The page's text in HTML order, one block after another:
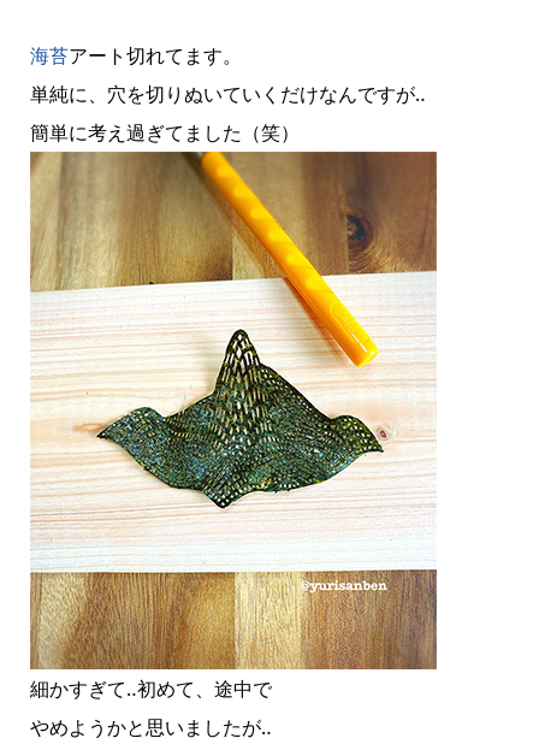
海苔アート切れてます。
単純に、穴を切りぬいていくだけなんですが‥
簡単に考え過ぎてました（笑）
細かすぎて‥初めて、途中で
やめようかと思いましたが‥